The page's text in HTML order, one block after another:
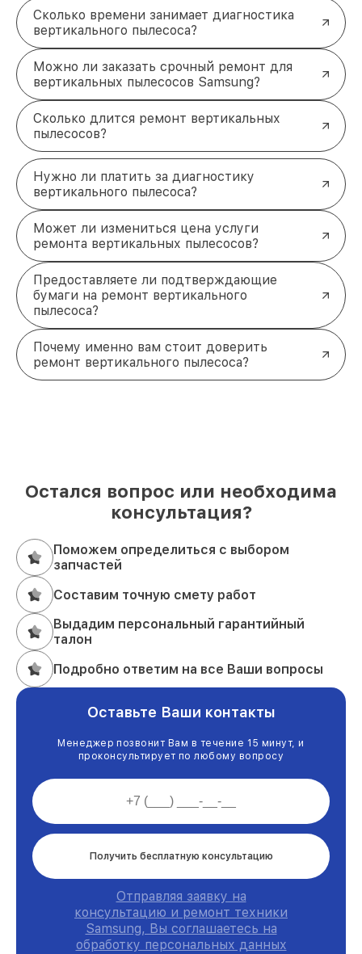
Мы предлагаем выгодные условия для наших
клиентов, обеспечивая комфорт и высокое
качество обслуживания:
Быстрая диагностика
: точное определение
проблемы в кратчайшие сроки.
Оригинальные запчасти: использование
проверенных компонентов для надежного
ремонта.
Гарантия на все работы
качества любого выполненного ремонта.
расчета для вашего удобства.
Часто задаваемые вопросы по
ремонту пылесосов Samsung
Если ваш пылесос начал работать некорректно, не
стоит гадать о причинах. Своевременное
обращение к специалистам поможет не только
восстановить его работу, но и продлить срок
службы. Наши мастера готовы быстро и
качественно устранить любые неисправности.
Позвоните по телефону +7 (863) 209-79-87
чтобы узнать подробности или уточнить
стоимость ремонта. Либо приходите в наш
сервисный центр по адресупроспект Стачки,
Сколько времени занимает диагностика
вертикального пылесоса?
Можно ли заказать срочный ремонт для
вертикальных пылесосов Samsung?
Сколько длится ремонт вертикальных
пылесосов?
Нужно ли платить за диагностику
вертикального пылесоса?
Может ли измениться цена услуги
ремонта вертикальных пылесосов?
Предоставляете ли подтверждающие
бумаги на ремонт вертикального
пылесоса?
Почему именно вам стоит доверить
ремонт вертикального пылесоса?
Остался вопрос или необходима
консультация?
Поможем определиться с выбором
запчастей
Составим точную смету работ
Выдадим персональный гарантийный
талон
Подробно ответим на все Ваши вопросы
Оставьте Ваши контакты
Менеджер позвонит Вам в течение 15 минут, и
проконсультирует по любому вопросу
Получить бесплатную консультацию
Отправляя заявку на
консультацию и ремонт техники
Samsung, Вы соглашаетесь на
обработку персональных данных